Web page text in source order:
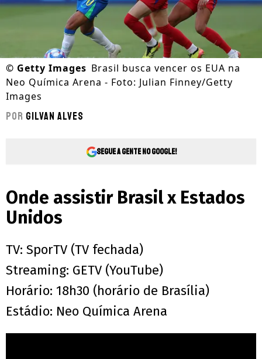
© Getty Images Brasil busca vencer os EUA na
Neo Química Arena - Foto: Julian Finney/Getty
Images
Por Gilvan Alves
Segue a gente no Google!
Onde assistir Brasil x Estados
Unidos
TV: SporTV (TV fechada)
Streaming: GETV (YouTube)
Horário: 18h30 (horário de Brasília)
Estádio: Neo Química Arena